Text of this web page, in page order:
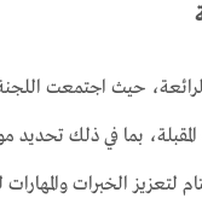
حيث اجتمعت اللجنة
بما في ذلك
الخبرات والمهارات